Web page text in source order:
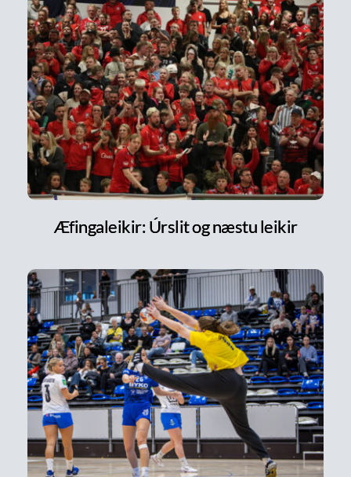
Æfingaleikir: Úrslit og næstu leikir